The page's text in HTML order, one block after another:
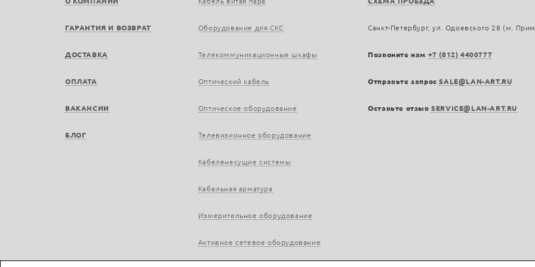
ГАРАНТИЯ И ВОЗВРАТ
ДОСТАВКА
ОПЛАТА
ВАКАНСИИ
БЛОГ
Оборудование для СКС
Телекоммуникационные шкафы
Оптический кабель
Оптическое оборудование
Телевизионное оборудование
Кабеленесущие системы
Кабельная арматура
Измерительное оборудование
Активное сетевое оборудование
Санкт-Петербург, ул. Одоевского 28 (м.
Позвоните нам +7 (812) 4400777
Отправьте запросSALE@LAN-ART.RU
Оставьте отзывSERVICE@LAN-ART.RU